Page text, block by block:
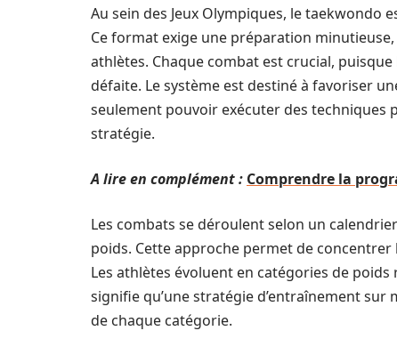
Au sein des Jeux Olympiques, le
Ce format exige une préparation
athlètes. Chaque combat est crucial,
défaite. Le système est destiné à favoriser
seulement pouvoir exécuter des techniques
stratégie.
A lire en complément : Comprendre la
Les combats se déroulent selon un
poids. Cette approche permet de
Les athlètes évoluent en catégories de
signifie qu’une stratégie d’entraînement
de chaque catégorie.